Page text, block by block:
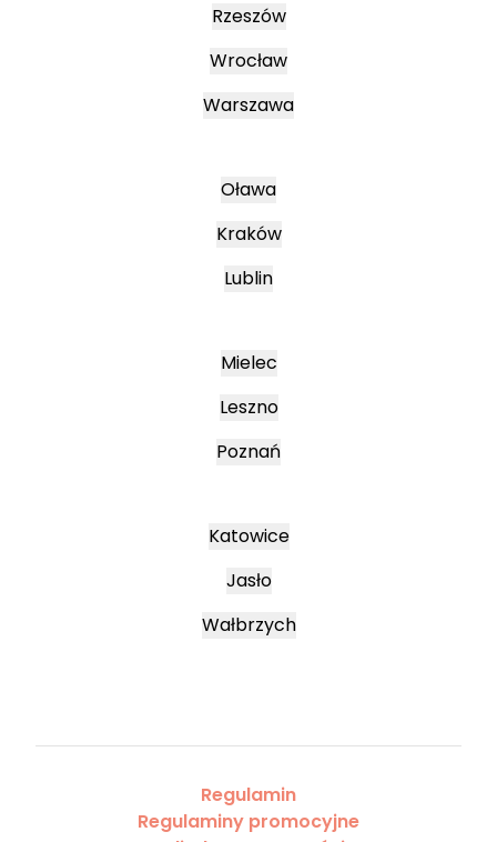
Rzeszów
Wrocław
Warszawa
Oława
Kraków
Lublin
Mielec
Leszno
Poznań
Katowice
Jasło
Wałbrzych
Regulamin
Regulaminy promocyjne